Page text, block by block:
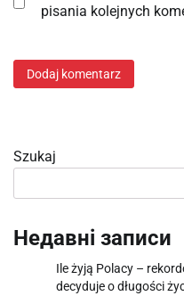
pisania kolejnych
Szukaj
Недавні записи
Ile żyją Polacy –
decyduje o długości